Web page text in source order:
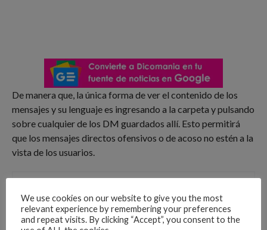
De manera que, la única forma de ver el contenido de los
mensajes y su lenguaje es ingresando a la carpeta y pulsando
sobre cualquier de los DM guardados allí. Esto permitirá
que los mensajes directos ofensivos o de acoso no estén a la
vista de los usuarios.
Tendencia
Cecilia Navia se desnuda en
instagram
We use cookies on our website to give you the most
relevant experience by remembering your preferences
and repeat visits. By clicking “Accept”, you consent to the